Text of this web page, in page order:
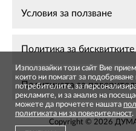
Условия за ползване
Политика за бисквитките
Политиката за
Copyright © 2026 ДУМА.
Използвайки този сайт Вие
които ни помагат за
потребителите, за
рекламите, и за анализ на
можете да прочетете нашата
политиката ни за поверителност.